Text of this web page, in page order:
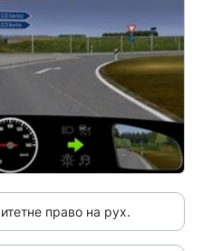
право на рух.